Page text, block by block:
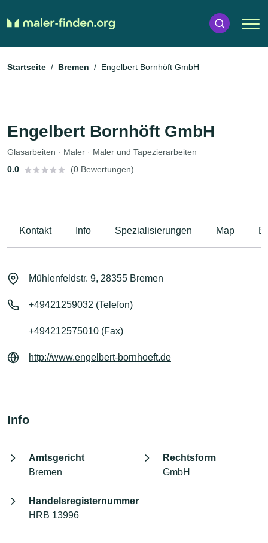
Startseite Bremen Engelbert Bornhöft GmbH
Engelbert Bornhöft GmbH
Glasarbeiten · Maler · Maler und Tapezierarbeiten
0.0
(0 Bewertungen)
Kontakt Info Spezialisierungen Map
Mühlenfeldstr. 9, 28355 Bremen
+49421259032 (Telefon)
+494212575010 (Fax)
http://www.engelbert-bornhoeft.de
Info
Amtsgericht
Bremen
Rechtsform
GmbH
Handelsregisternummer
HRB 13996